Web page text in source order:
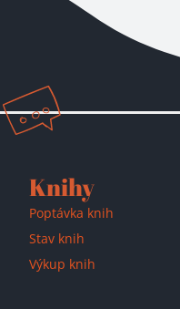
Přidáno
Knihy
Poptávka knih
Stav knih
Výkup knih